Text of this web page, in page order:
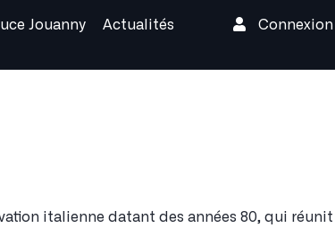
Jouanny Actualités
italienne datant des années 80, qui